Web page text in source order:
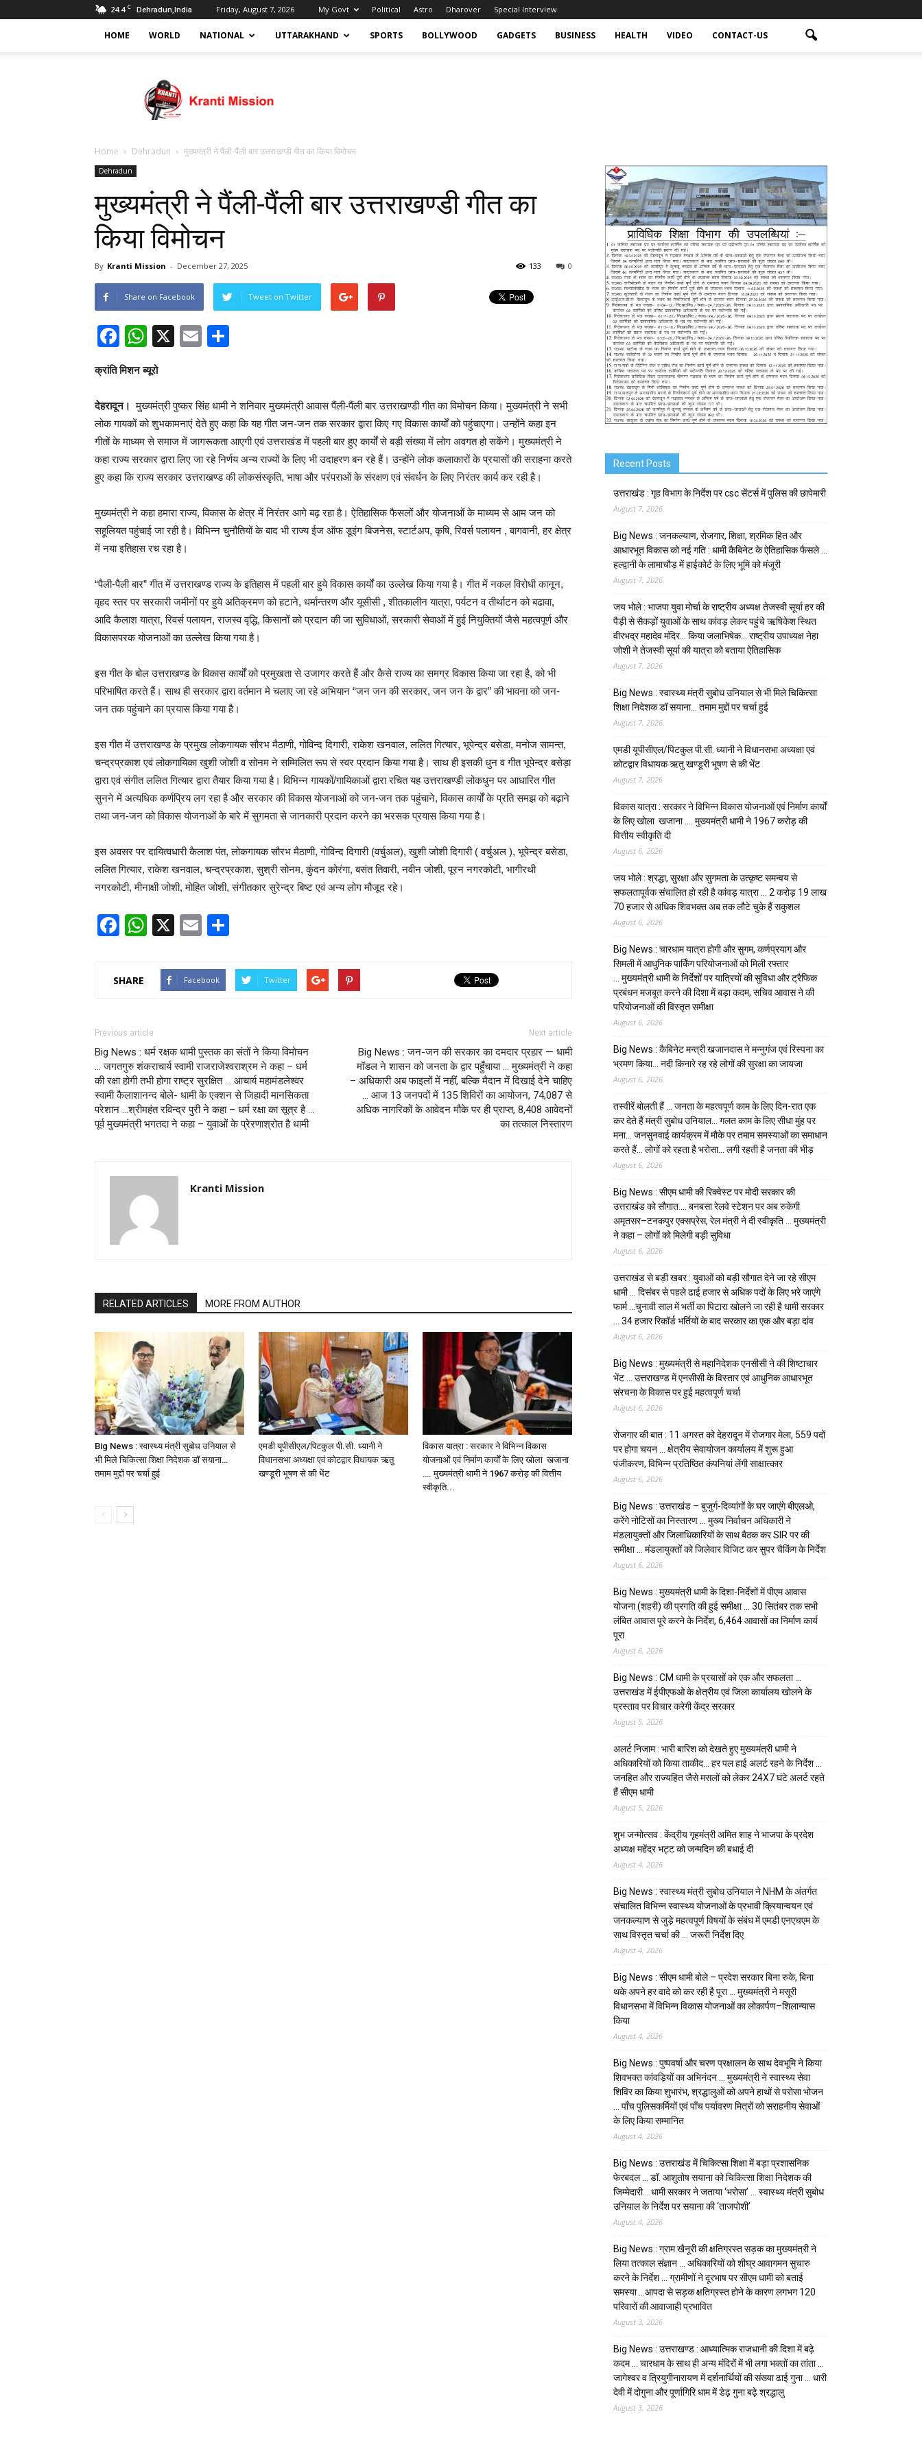
24.4 C Dehradun,India Friday, August 7, 2026 My Govt Political Astro Dharover Special Interview
HOME WORLD NATIONAL UTTARAKHAND SPORTS BOLLYWOOD GADGETS BUSINESS HEALTH VIDEO CONTACT-US
mission
Home Dehradun मुख्यमंत्री ने पैंली-पैंली बार उत्तराखण्डी गीत का किया विमोचन
Dehradun
मुख्यमंत्री ने पैंली-पैंली बार उत्तराखण्डी गीत का
किया विमोचन
By Kranti Mission - December 27, 2025 0
133
Share on Facebook Tweet on Twitter
Facebook
WhatsApp
X Email
क्रांति मिशन ब्यूरो
देहरादून। मुख्यमंत्री पुष्कर सिंह धामी ने शनिवार मुख्यमंत्री आवास पैंली-पैंली बार उत्तराखण्डी गीत का विमोचन किया। मुख्यमंत्री ने सभी
लोक गायकों को शुभकामनाएं देते हुए कहा कि यह गीत जन-जन तक सरकार द्वारा किए गए विकास कार्यों को पहुंचाएगा। उन्होंने कहा इन
गीतों के माध्यम से समाज में जागरूकता आएगी एवं उत्तराखंड में पहली बार हुए कार्यों से बड़ी संख्या में लोग अवगत हो सकेंगे। मुख्यमंत्री ने
कहा राज्य सरकार द्वारा लिए जा रहे निर्णय अन्य राज्यों के लिए भी उदाहरण बन रहे हैं। उन्होंने लोक कलाकारों के प्रयासों की सराहना करते
हुए कहा कि राज्य सरकार उत्तराखण्ड की लोकसंस्कृति, भाषा और परंपराओं के संरक्षण एवं संवर्धन के लिए निरंतर कार्य कर रही है।
मुख्यमंत्री ने कहा हमारा राज्य, विकास के क्षेत्र में निरंतर आगे बढ़ रहा है। ऐतिहासिक फैसलों और योजनाओं के माध्यम से आम जन को
सहूलियत पहुंचाई जा रही है। विभिन्न चुनौतियों के बाद भी राज्य ईज ऑफ डूइंग बिजनेस, स्टार्टअप, कृषि, रिवर्स पलायन , बागवानी, हर क्षेत्र
में नया इतिहास रच रहा है।
“पैली-पैली बार” गीत में उत्तराखण्ड राज्य के इतिहास में पहली बार हुये विकास कार्यों का उल्लेख किया गया है। गीत में नकल विरोधी कानून,
वृहद स्तर पर सरकारी जमीनों पर हुये अतिक्रमण को हटाने, धर्मान्तरण और यूसीसी , शीतकालीन यात्रा, पर्यटन व तीर्थाटन को बढावा,
आदि कैलाश यात्रा, रिवर्स पलायन, राजस्व वृद्धि, किसानों को प्रदान की जा सुविधाओं, सरकारी सेवाओं में हुई नियुक्तियों जैसे महत्वपूर्ण और
विकासपरक योजनाओं का उल्लेख किया गया है।
इस गीत के बोल उत्तराखण्ड के विकास कार्यों को प्रमुखता से उजागर करते हैं और कैसे राज्य का समग्र विकास किया जा रहा है, को भी
परिभाषित करते हैं। साथ ही सरकार द्वारा वर्तमान मे चलाए जा रहे अभियान “जन जन की सरकार, जन जन के द्वार” की भावना को जन-
जन तक पहुंचाने का प्रयास किया गया है।
इस गीत में उत्तराखण्ड के प्रमुख लोकगायक सौरभ मैठाणी, गोविन्द दिगारी, राकेश खनवाल, ललित गित्यार, भूपेन्द्र बसेडा, मनोज सामन्त,
चन्द्रप्रकाश एवं लोकगायिका खुशी जोशी व सोनम ने सम्मिलित रूप से स्वर प्रदान किया गया है। साथ ही इसकी धुन व गीत भूपेन्द्र बसेड़ा
द्वारा एवं संगीत ललित गित्यार द्वारा तैयार किया गया है। विभिन्न गायकों/गायिकाओं द्वारा रचित यह उत्तराखण्डी लोकधुन पर आधारित गीत
सुनने में अत्यधिक कर्णप्रिय लग रहा है और सरकार की विकास योजनाओं को जन-जन तक पहुंचाने, विकास कार्यों के प्रति समझ को बढ़ाने
तथा जन-जन को विकास योजनाओं के बारे में सुगमता से जानकारी प्रदान करने का भरसक प्रयास किया गया है।
इस अवसर पर दायित्वधारी कैलाश पंत, लोकगायक सौरभ मैठाणी, गोविन्द दिगारी (वर्चुअल), खुशी जोशी दिगारी ( वर्चुअल ), भूपेन्द्र बसेडा,
ललित गित्यार, राकेश खनवाल, चन्द्रप्रकाश, सुश्री सोनम, कुंदन कोरंगा, बसंत तिवारी, नवीन जोशी, पूरन नगरकोटी, भागीरथी
नगरकोटी, मीनाक्षी जोशी, मोहित जोशी, संगीतकार सुरेन्द्र बिष्ट एवं अन्य लोग मौजूद रहे।
Facebook
WhatsApp
X Email
SHARE Facebook Twitter
Previous article
Big News : धर्म रक्षक धामी पुस्तक का संतों ने किया विमोचन
… जगतगुरु शंकराचार्य स्वामी राजराजेश्वराश्रम ने कहा – धर्म
की रक्षा होगी तभी होगा राष्ट्र सुरक्षित … आचार्य महामंडलेश्वर
स्वामी कैलाशानन्द बोले- धामी के एक्शन से जिहादी मानसिकता
परेशान …श्रीमहंत रविन्द्र पुरी ने कहा – धर्म रक्षा का सूत्र है …
पूर्व मुख्यमंत्री भगतदा ने कहा – युवाओं के प्रेरणाश्रोत है धामी
Next article
Big News : जन-जन की सरकार का दमदार प्रहार — धामी
मॉडल ने शासन को जनता के द्वार पहुँचाया … मुख्यमंत्री ने कहा
– अधिकारी अब फाइलों में नहीं, बल्कि मैदान में दिखाई देने चाहिए
… आज 13 जनपदों में 135 शिविरों का आयोजन, 74,087 से
अधिक नागरिकों के आवेदन मौके पर ही प्राप्त, 8,408 आवेदनों
का तत्काल निस्तारण
Kranti Mission
RELATED ARTICLES MORE FROM AUTHOR
Big News : स्वास्थ्य मंत्री सुबोध उनियाल से
भी मिले चिकित्सा शिक्षा निदेशक डॉ सयाना…
तमाम मुद्दों पर चर्चा हुई
एमडी यूपीसीएल/पिटकुल पी.सी. ध्यानी ने
विधानसभा अध्यक्षा एवं कोटद्वार विधायक ऋतु
खण्डूरी भूषण से की भेंट
विकास यात्रा : सरकार ने विभिन्न विकास
योजनाओं एवं निर्माण कार्यों के लिए खोला खजाना
…. मुख्यमंत्री धामी ने ₹1967 करोड़ की वित्तीय
स्वीकृति...
Recent Posts
उत्तराखंड : गृह विभाग के निर्देश पर csc सेंटर्स में पुलिस की छापेमारी
August 7, 2026
Big News : जनकल्याण, रोजगार, शिक्षा, श्रमिक हित और
आधारभूत विकास को नई गति : धामी कैबिनेट के ऐतिहासिक फैसले …
हल्द्वानी के लामाचौड़ में हाईकोर्ट के लिए भूमि को मंजूरी
August 7, 2026
जय भोले : भाजपा युवा मोर्चा के राष्ट्रीय अध्यक्ष तेजस्वी सूर्या हर की
पैड़ी से सैकड़ों युवाओं के साथ कांवड़ लेकर पहुंचे ऋषिकेश स्थित
वीरभद्र महादेव मंदिर… किया जलाभिषेक… राष्ट्रीय उपाध्यक्ष नेहा
जोशी ने तेजस्वी सूर्या की यात्रा को बताया ऐतिहासिक
August 7, 2026
Big News : स्वास्थ्य मंत्री सुबोध उनियाल से भी मिले चिकित्सा
शिक्षा निदेशक डॉ सयाना… तमाम मुद्दों पर चर्चा हुई
August 7, 2026
एमडी यूपीसीएल/पिटकुल पी.सी. ध्यानी ने विधानसभा अध्यक्षा एवं
कोटद्वार विधायक ऋतु खण्डूरी भूषण से की भेंट
August 7, 2026
विकास यात्रा : सरकार ने विभिन्न विकास योजनाओं एवं निर्माण कार्यों
के लिए खोला खजाना …. मुख्यमंत्री धामी ने ₹1967 करोड़ की
वित्तीय स्वीकृति दी
August 6, 2026
जय भोले : श्रद्धा, सुरक्षा और सुगमता के उत्कृष्ट समन्वय से
सफलतापूर्वक संचालित हो रही है कांवड़ यात्रा … 2 करोड़ 19 लाख
70 हजार से अधिक शिवभक्त अब तक लौटे चुके हैं सकुशल
August 6, 2026
Big News : चारधाम यात्रा होगी और सुगम, कर्णप्रयाग और
सिमली में आधुनिक पार्किंग परियोजनाओं को मिली रफ्तार
… मुख्यमंत्री धामी के निर्देशों पर यात्रियों की सुविधा और ट्रैफिक
प्रबंधन मजबूत करने की दिशा में बड़ा कदम, सचिव आवास ने की
परियोजनाओं की विस्तृत समीक्षा
August 6, 2026
Big News : कैबिनेट मन्त्री खजानदास ने मन्नुगंज एवं रिस्पना का
भ्रमण किया… नदी किनारे रह रहे लोगों की सुरक्षा का जायजा
August 6, 2026
तस्वीरें बोलती हैं … जनता के महत्वपूर्ण काम के लिए दिन-रात एक
कर देते हैं मंत्री सुबोध उनियाल… गलत काम के लिए सीधा मुंह पर
मना… जनसुनवाई कार्यक्रम में मौके पर तमाम समस्याओं का समाधान
करते हैं… लोगों को रहता है भरोसा… लगी रहती है जनता की भीड़
August 6, 2026
Big News : सीएम धामी की रिक्वेस्ट पर मोदी सरकार की
उत्तराखंड को सौगात…. बनबसा रेलवे स्टेशन पर अब रुकेगी
अमृतसर–टनकपुर एक्सप्रेस, रेल मंत्री ने दी स्वीकृति … मुख्यमंत्री
ने कहा – लोगों को मिलेगी बड़ी सुविधा
August 6, 2026
उत्तराखंड से बड़ी खबर : युवाओं को बड़ी सौगात देने जा रहे सीएम
धामी … दिसंबर से पहले ढाई हजार से अधिक पदों के लिए भरे जाएंगे
फार्म …चुनावी साल में भर्ती का पिटारा खोलने जा रही है धामी सरकार
… 34 हजार रिकॉर्ड भर्तियों के बाद सरकार का एक और बड़ा दांव
August 6, 2026
Big News : मुख्यमंत्री से महानिदेशक एनसीसी ने की शिष्टाचार
भेंट … उत्तराखण्ड में एनसीसी के विस्तार एवं आधुनिक आधारभूत
संरचना के विकास पर हुई महत्वपूर्ण चर्चा
August 6, 2026
रोजगार की बात : 11 अगस्त को देहरादून में रोजगार मेला, 559 पदों
पर होगा चयन … क्षेत्रीय सेवायोजन कार्यालय में शुरू हुआ
पंजीकरण, विभिन्न प्रतिष्ठित कंपनियां लेंगी साक्षात्कार
August 6, 2026
Big News : उत्तराखंड – बुजुर्ग-दिव्यांगों के घर जाएंगे बीएलओ,
करेंगे नोटिसों का निस्तारण … मुख्य निर्वाचन अधिकारी ने
मंडलायुक्तों और जिलाधिकारियों के साथ बैठक कर SIR पर की
समीक्षा … मंडलायुक्तों को जिलेवार विजिट कर सुपर चैकिंग के निर्देश
August 6, 2026
Big News : मुख्यमंत्री धामी के दिशा-निर्देशों में पीएम आवास
योजना (शहरी) की प्रगति की हुई समीक्षा … 30 सितंबर तक सभी
लंबित आवास पूरे करने के निर्देश, 6,464 आवासों का निर्माण कार्य
पूरा
August 6, 2026
Big News : CM धामी के प्रयासों को एक और सफलता …
उत्तराखंड में ईपीएफओ के क्षेत्रीय एवं जिला कार्यालय खोलने के
प्रस्ताव पर विचार करेगी केंद्र सरकार
August 5, 2026
अलर्ट निजाम : भारी बारिश को देखते हुए मुख्यमंत्री धामी ने
अधिकारियों को किया ताकीद… हर पल हाई अलर्ट रहने के निर्देश …
जनहित और राज्यहित जैसे मसलों को लेकर 24X7 घंटे अलर्ट रहते
हैं सीएम धामी
August 5, 2026
शुभ जन्मोत्सव : केंद्रीय गृहमंत्री अमित शाह ने भाजपा के प्रदेश
अध्यक्ष महेंद्र भट्ट को जन्मदिन की बधाई दी
August 4, 2026
Big News : स्वास्थ्य मंत्री सुबोध उनियाल ने NHM के अंतर्गत
संचालित विभिन्न स्वास्थ्य योजनाओं के प्रभावी क्रियान्वयन एवं
जनकल्याण से जुड़े महत्वपूर्ण विषयों के संबंध में एमडी एनएचएम के
साथ विस्तृत चर्चा की … जरूरी निर्देश दिए
August 4, 2026
Big News : सीएम धामी बोले – प्रदेश सरकार बिना रुके, बिना
थके अपने हर वादे को कर रही है पूरा … मुख्यमंत्री ने मसूरी
विधानसभा में विभिन्न विकास योजनाओं का लोकार्पण–शिलान्यास
किया
August 4, 2026
Big News : पुष्पवर्षा और चरण प्रक्षालन के साथ देवभूमि ने किया
शिवभक्त कांवड़ियों का अभिनंदन … मुख्यमंत्री ने स्वास्थ्य सेवा
शिविर का किया शुभारंभ, श्रद्धालुओं को अपने हाथों से परोसा भोजन
… पाँच पुलिसकर्मियों एवं पाँच पर्यावरण मित्रों को सराहनीय सेवाओं
के लिए किया सम्मानित
August 4, 2026
Big News : उत्तराखंड में चिकित्सा शिक्षा में बड़ा प्रशासनिक
फेरबदल … डॉ. आशुतोष सयाना को चिकित्सा शिक्षा निदेशक की
जिम्मेदारी… धामी सरकार ने जताया ‘भरोसा’ … स्वास्थ्य मंत्री सुबोध
उनियाल के निर्देश पर सयाना की ‘ताजपोशी’
August 4, 2026
Big News : ग्राम खैनूरी की क्षतिग्रस्त सड़क का मुख्यमंत्री ने
लिया तत्काल संज्ञान … अधिकारियों को शीघ्र आवागमन सुचारु
करने के निर्देश … ग्रामीणों ने दूरभाष पर सीएम धामी को बताई
समस्या …आपदा से सड़क क्षतिग्रस्त होने के कारण लगभग 120
परिवारों की आवाजाही प्रभावित
August 3, 2026
Big News : उत्तराखण्ड : आध्यात्मिक राजधानी की दिशा में बढ़े
कदम … चारधाम के साथ ही अन्य मंदिरों में भी लगा भक्तों का तांता …
जागेश्वर व त्रियुगीनारायण में दर्शनार्थियों की संख्या ढाई गुना … धारी
देवी में दोगुना और पूर्णागिरि धाम में डेढ़ गुना बढ़े श्रद्धालु
August 3, 2026